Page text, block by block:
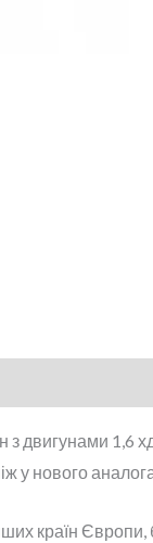
двигунами 1,6
у нового
країн